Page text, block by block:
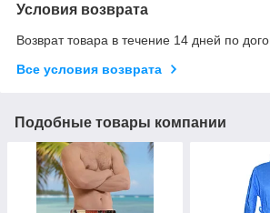
Условия возврата
Возврат товара в течение 14 дней по
Все условия возврата
Подобные товары компании